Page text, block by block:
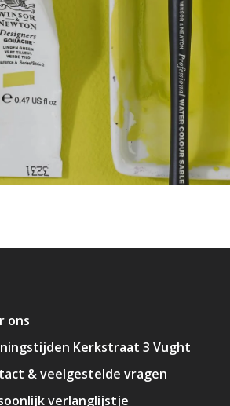
ons
Kerkstraat 3 Vught
& veelgestelde vragen
verlanglijstje